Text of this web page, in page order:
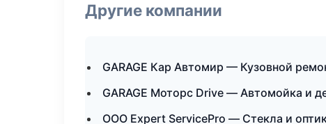
Другие компании
GARAGE Кар Автомир — Кузовной
GARAGE Моторс Drive — Автомойка и
ООО Expert ServicePro — Стекла и